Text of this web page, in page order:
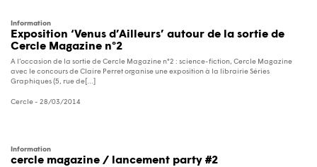
Information
Exposition ‘Venus d’Ailleurs’ autour de la sortie de
Cercle Magazine n°2
A l’occasion de la sortie de Cercle Magazine n°2 : science-fiction, Cercle Magazine
avec le concours de Claire Perret organise une exposition à la librairie Séries
Graphiques (5, rue de[...]
Cercle- 28/03/2014
Information
cercle magazine / lancement party #2